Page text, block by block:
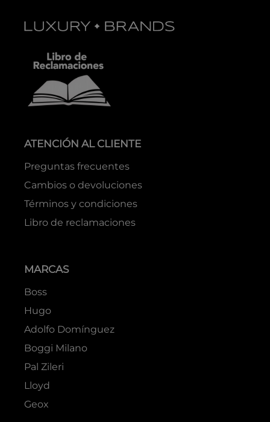
ATENCIÓN AL CLIENTE
Preguntas frecuentes
Cambios o devoluciones
Términos y condiciones
Libro de reclamaciones
MARCAS
Boss
Hugo
Adolfo Domínguez
Boggi Milano
Pal Zileri
Lloyd
Geox